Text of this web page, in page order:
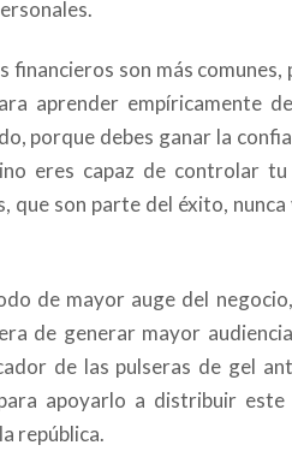
son más comunes,
aprender empíricamente
porque debes ganar la
eres capaz de controlar
son parte del éxito, nunca
de mayor auge del
de generar mayor
de las pulseras de gel
apoyarlo a distribuir este
república.